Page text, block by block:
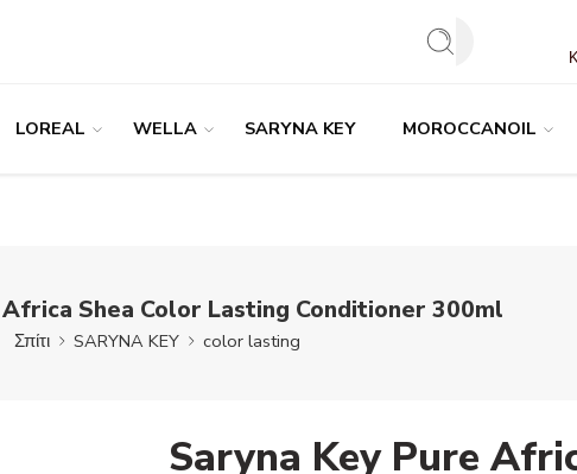
LOREAL WELLA SARYNA KEY MOROCCANOIL
Shea Color Lasting Conditioner 300ml
Σπίτι SARYNA KEY color lasting
Saryna Key Pure